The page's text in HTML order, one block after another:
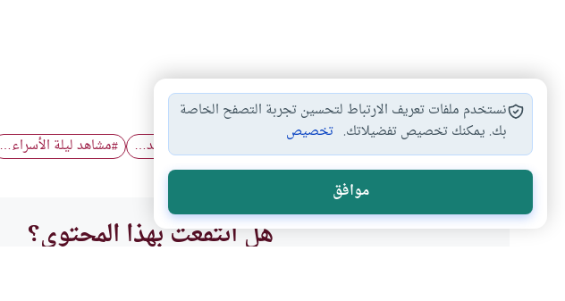
كيفية الاسراء والمعراج المسجد النبوي المعراج من المسجد… #مشاهد ليلة الأسراء…
هل انتفعت بهذا المحتوى؟
نستخدم ملفات تعريف الارتباط لتحسين تجربة التصفح الخاصة
بك. يمكنك تخصيص تفضيلاتك. تخصيص
موافق